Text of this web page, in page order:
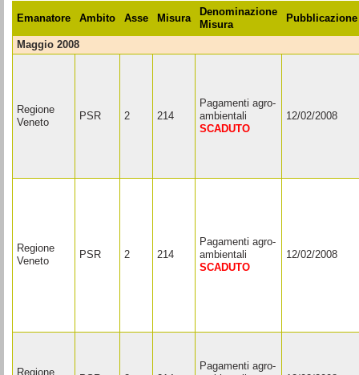
Emanatore Ambito Asse Misura
Denominazione
Misura
Pubblicazione
maggio 2008
Regione
Veneto
PSR 2 214
Pagamenti agro-
ambientali
SCADUTO
12/02/2008
Regione
Veneto
PSR 2 214
Pagamenti agro-
ambientali
SCADUTO
12/02/2008
Regione
Pagamenti agro-